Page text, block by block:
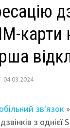
карти
04.03.2024
зв'язок »
з однієї